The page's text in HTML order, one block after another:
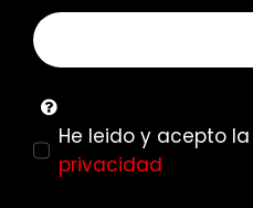
He leido y acepto la
privacidad